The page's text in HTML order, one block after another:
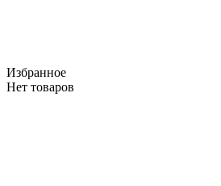
Избранное
Нет товаров